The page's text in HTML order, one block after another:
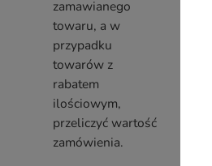
zamawianego
towaru, a w
przypadku
towarów z
rabatem
ilościowym,
przeliczyć wartość
zamówienia.